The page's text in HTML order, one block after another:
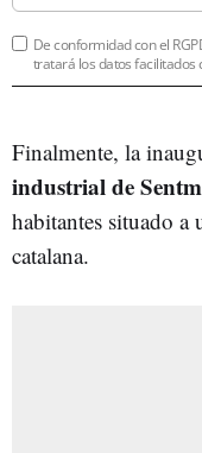
De conformidad con el
tratará los datos facilitados
Finalmente, la
industrial de
habitantes situado
catalana.